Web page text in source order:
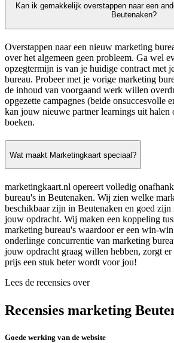
Kan ik gemakkelijk overstappen naar een
Beutenaken?
Overstappen naar een nieuw marketing
over het algemeen geen probleem. Ga wel
opzegtermijn is van je huidige contract met
bureau. Probeer met je vorige marketing
de inhoud van voorgaand werk willen
opgezette campagnes (beide onsuccesvolle
kan jouw nieuwe partner learnings uit halen
boeken.
Wat maakt Marketingkaart speciaal?
marketingkaart.nl opereert volledig
bureau's in Beutenaken. Wij zien welke
beschikbaar zijn in Beutenaken en goed
jouw opdracht. Wij maken een koppeling
marketing bureau's waardoor er een win-
onderlinge concurrentie van marketing
jouw opdracht graag willen hebben, zorgt
prijs een stuk beter wordt voor jou!
Lees de recensies over
Recensies marketing
Goede werking van de website